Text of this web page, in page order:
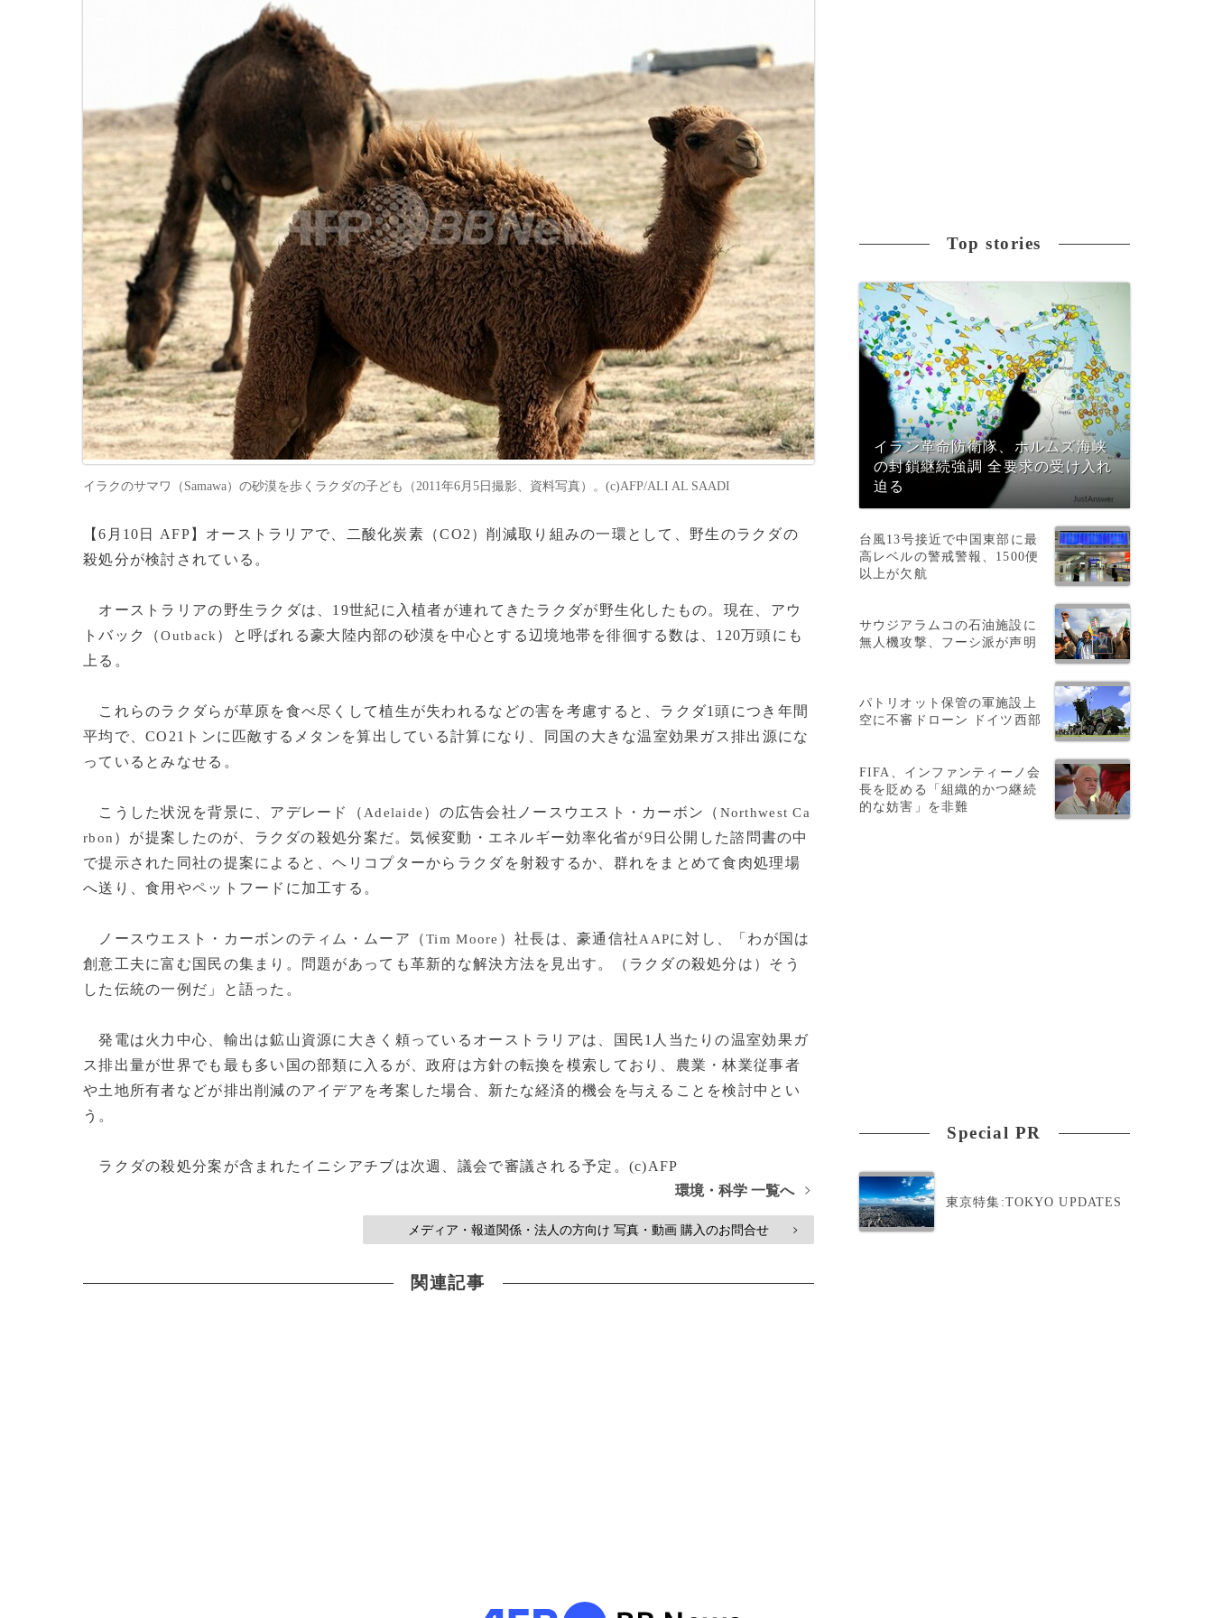
イラクのサマワ（Samawa）の砂漠を歩くラクダの子ども（2011年6月5日撮影、資料写真）。(c)AFP/ALI AL SAADI
【6月10日 AFP】オーストラリアで、二酸化炭素（CO2）削減取り組みの一環として、野生のラクダの
殺処分が検討されている。
オーストラリアの野生ラクダは、19世紀に入植者が連れてきたラクダが野生化したもの。現在、アウ
トバック（Outback ）と呼ばれる豪大陸内部の砂漠を中心とする辺境地帯を徘徊する数は、120万頭にも
上る。
これらのラクダらが草原を食べ尽くして植生が失われるなどの害を考慮すると、ラクダ1頭につき年間
平均で、CO21トンに匹敵するメタンを算出している計算になり、同国の大きな温室効果ガス排出源にな
っているとみなせる。
こうした状況を背景に、アデレード（ Adelaide ）の広告会社ノースウエスト・カーボン（ Northwest Ca
rbon ）が提案したのが、ラクダの殺処分案だ。気候変動・エネルギー効率化省が9日公開した諮問書の中
で提示された同社の提案によると、ヘリコプターからラクダを射殺するか、群れをまとめて食肉処理場
へ送り、食用やペットフードに加工する。
ノースウエスト・カーボンのティム・ムーア（Tim Moore ）社長は、豪通信社AAPに対し、「わが国は
創意工夫に富む国民の集まり。問題があっても革新的な解決方法を見出す。（ラクダの殺処分は）そう
した伝統の一例だ」と語った。
発電は火力中心、輸出は鉱山資源に大きく頼っているオーストラリアは、国民1人当たりの温室効果ガ
ス排出量が世界でも最も多い国の部類に入るが、政府は方針の転換を模索しており、農業・林業従事者
や土地所有者などが排出削減のアイデアを考案した場合、新たな経済的機会を与えることを検討中とい
う。
ラクダの殺処分案が含まれたイニシアチブは次週、議会で審議される予定。(c)AFP
環境・科学 一覧へ
>
メディア・報道関係・法人の方向け 写真・動画 購入のお問合せ >
関連記事
Top stories
イラン革命防衛隊、ホルムズ海峡
の封鎖継続強調 全要求の受け入れ
迫る
台風13号接近で中国東部に最
高レベルの警戒警報、1500便
以上が欠航
サウジアラムコの石油施設に
無人機攻撃、フーシ派が声明
パトリオット保管の軍施設上
空に不審ドローン ドイツ西部
FIFA、インファンティーノ会
長を貶める「組織的かつ継続
的な妨害」を非難
Special PR
東京特集:TOKYO UPDATES